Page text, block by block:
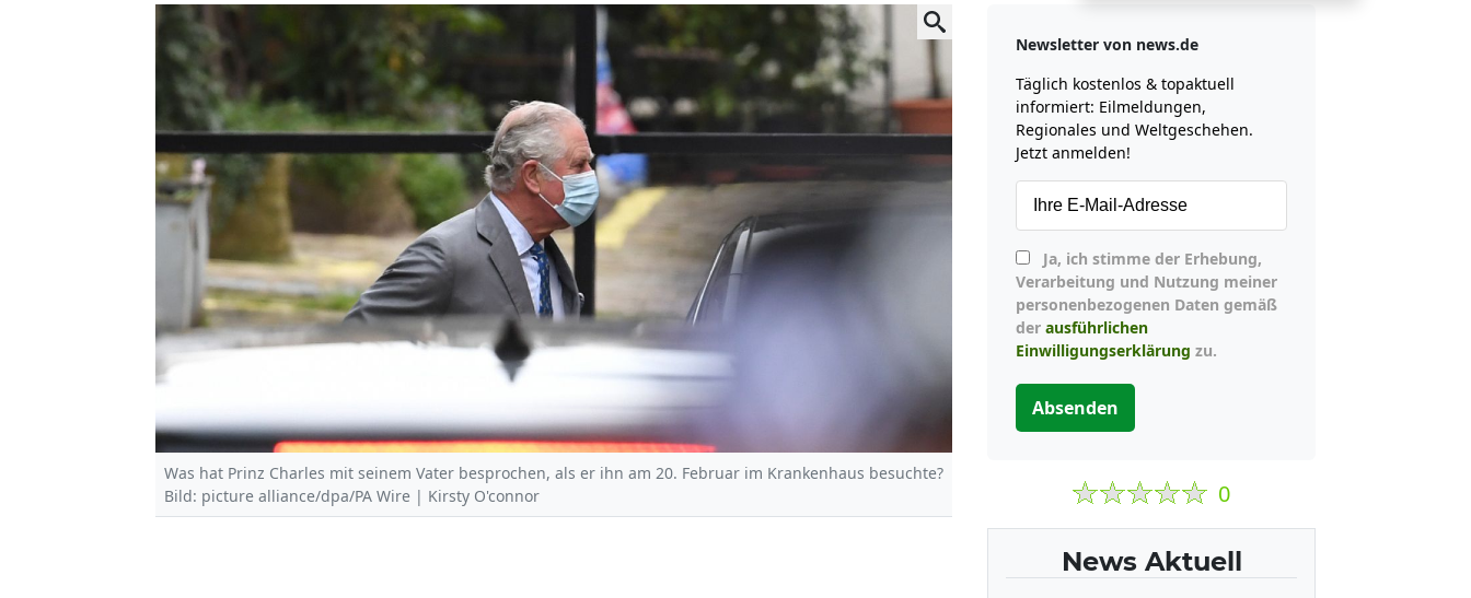
Was hat Prinz Charles mit seinem Vater besprochen, als er ihn am 20. Februar im Krankenhaus besuchte?
Bild: picture alliance/dpa/PA Wire | Kirsty O'connor
Newsletter von news.de
Täglich kostenlos & topaktuell
informiert: Eilmeldungen,
Regionales und Weltgeschehen.
Jetzt anmelden!
Verarbeitung und Nutzung meiner
personenbezogenen Daten gemäß
der ausführlichen
Einwilligungserklärung zu.
Absenden
0
News Aktuell